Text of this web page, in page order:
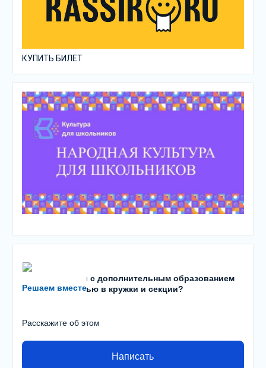
КУПИТЬ БИЛЕТ
Решаем вместе
Есть проблемы с дополнительным образованием
детей? С записью в кружки и секции?
Расскажите об этом
Написать